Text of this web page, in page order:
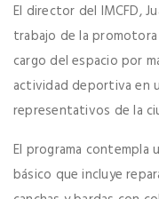
El director del IMCFD,
trabajo de la
cargo del espacio por
actividad deportiva en
representativos de la
El programa contempla
básico que incluye